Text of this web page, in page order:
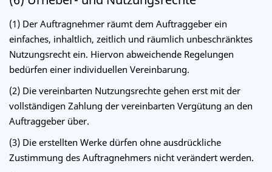
(1) Der Auftragnehmer räumt dem Auftraggeber ein
einfaches, inhaltlich, zeitlich und räumlich unbeschränktes
Nutzungsrecht ein. Hiervon abweichende Regelungen
bedürfen einer individuellen Vereinbarung.
(2) Die vereinbarten Nutzungsrechte gehen erst mit der
vollständigen Zahlung der vereinbarten Vergütung an den
Auftraggeber über.
(3) Die erstellten Werke dürfen ohne ausdrückliche
Zustimmung des Auftragnehmers nicht verändert werden.